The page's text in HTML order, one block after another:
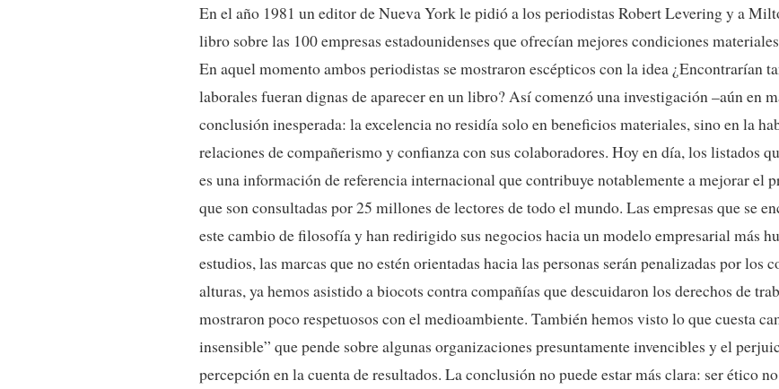
En el año 1981 un editor de Nueva York le pidió a los periodistas Robert Levering y a
libro sobre las 100 empresas estadounidenses que ofrecían mejores condiciones
En aquel momento ambos periodistas se mostraron escépticos con la idea ¿Encontrarían
laborales fueran dignas de aparecer en un libro? Así comenzó una investigación –aún en
conclusión inesperada: la excelencia no residía solo en beneficios materiales, sino en la
relaciones de compañerismo y confianza con sus colaboradores. Hoy en día, los listados
es una información de referencia internacional que contribuye notablemente a mejorar el
que son consultadas por 25 millones de lectores de todo el mundo. Las empresas que se
este cambio de filosofía y han redirigido sus negocios hacia un modelo empresarial más
estudios, las marcas que no estén orientadas hacia las personas serán penalizadas por los
alturas, ya hemos asistido a biocots contra compañías que descuidaron los derechos de
mostraron poco respetuosos con el medioambiente. También hemos visto lo que cuesta
insensible” que pende sobre algunas organizaciones presuntamente invencibles y el
percepción en la cuenta de resultados. La conclusión no puede estar más clara: ser ético